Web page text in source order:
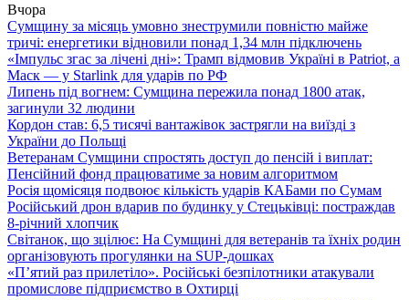
Вчора
Сумщину за місяць умовно знеструмили повністю майже
тричі: енергетики відновили понад 1,34 млн підключень
«Імпульс згас за лічені дні»: Трамп відмовив Україні в Patriot, а
Маск — у Starlink для ударів по РФ
Липень під вогнем: Сумщина пережила понад 1800 атак,
загинули 32 людини
Кордон став: 6,5 тисячі вантажівок застрягли на виїзді з
України до Польщі
Ветеранам Сумщини спростять доступ до пенсій і виплат:
Пенсійний фонд працюватиме за новим алгоритмом
Росія щомісяця подвоює кількість ударів КАБами по Сумам
Російський дрон вдарив по будинку у Стецьківці: постраждав
8-річний хлопчик
Світанок, що зцілює: На Сумщині для ветеранів та їхніх родин
організовують прогулянки на SUP-дошках
«П’ятий раз прилетіло». Російські безпілотники атакували
промислове підприємство в Охтирці